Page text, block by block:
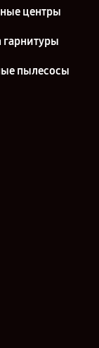
центры
пылесосы